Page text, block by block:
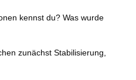
kennst du? Was wurde
zunächst Stabilisierung,